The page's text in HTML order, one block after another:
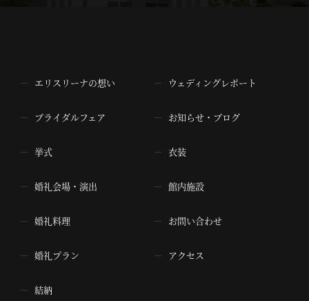
エリスリーナの想い
ブライダルフェア
挙式
婚礼会場・演出
婚礼料理
婚礼プラン
結納
ウェディングレポート
お知らせ・ブログ
衣装
館内施設
お問い合わせ
アクセス